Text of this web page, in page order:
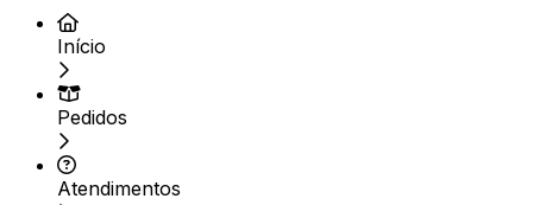
Início
Pedidos
Atendimentos